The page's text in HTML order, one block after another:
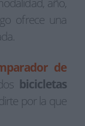
ofrece una
de
bicicletas
por la que